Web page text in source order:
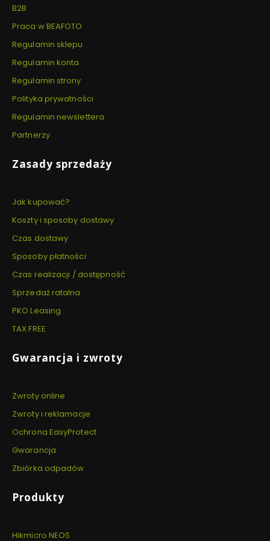
B2B
Praca w BEAFOTO
Regulamin sklepu
Regulamin konta
Regulamin strony
Polityka prywatności
Regulamin newslettera
Partnerzy
Zasady sprzedaży
Jak kupować?
Koszty i sposoby dostawy
Czas dostawy
Sposoby płatności
Czas realizacji / dostępność
Sprzedaż ratalna
PKO Leasing
TAX FREE
Gwarancja i zwroty
Zwroty online
Zwroty i reklamacje
Ochrona EasyProtect
Gwarancja
Zbiórka odpadów
Produkty
Hikmicro NEOS